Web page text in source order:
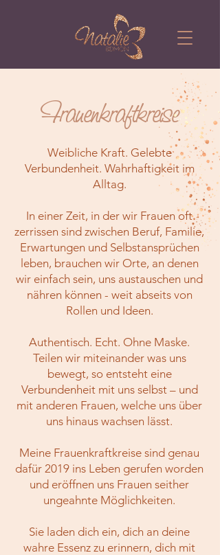
Frauenkraftkreise
Weibliche Kraft. Gelebte
Verbundenheit. Wahrhaftigkeit im
Alltag.
In einer Zeit, in der wir Frauen oft
zerrissen sind zwischen Beruf, Familie,
Erwartungen und Selbstansprüchen
leben, brauchen wir Orte, an denen
wir einfach sein, uns austauschen und
nähren können - weit abseits von
Rollen und Ideen.
Authentisch. Echt. Ohne Maske.
Teilen wir miteinander was uns
bewegt, so entsteht eine
Verbundenheit mit uns selbst – und
mit anderen Frauen, welche uns über
uns hinaus wachsen lässt.
Meine Frauenkraftkreise sind genau
dafür 2019 ins Leben gerufen worden
und eröffnen uns Frauen seither
ungeahnte Möglichkeiten.
Sie laden dich ein, dich an deine
wahre Essenz zu erinnern, dich mit